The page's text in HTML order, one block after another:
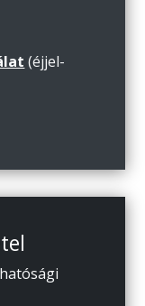
(éjjel-